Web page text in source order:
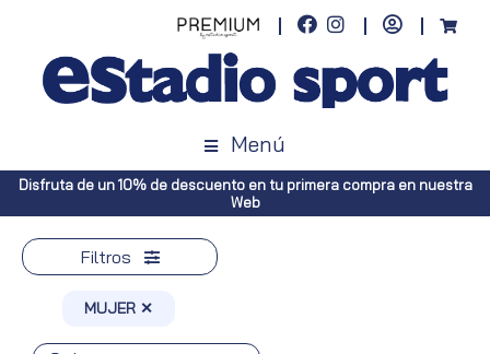
Menú
compra en nuestra
Envíos gratuitos a toda España
Filtros
MUJER ✕